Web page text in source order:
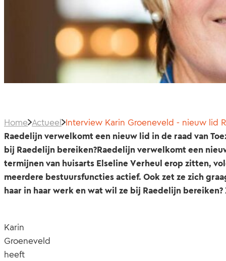
Home Actueel Interview Karin Groeneveld - nieuw lid
Raedelijn verwelkomt een nieuw lid in de raad van
bij Raedelijn bereiken?Raedelijn verwelkomt een
termijnen van huisarts Elseline Verheul erop zitten,
meerdere bestuursfuncties actief. Ook zet ze zich
haar in haar werk en wat wil ze bij Raedelijn
Karin
Groeneveld
heeft